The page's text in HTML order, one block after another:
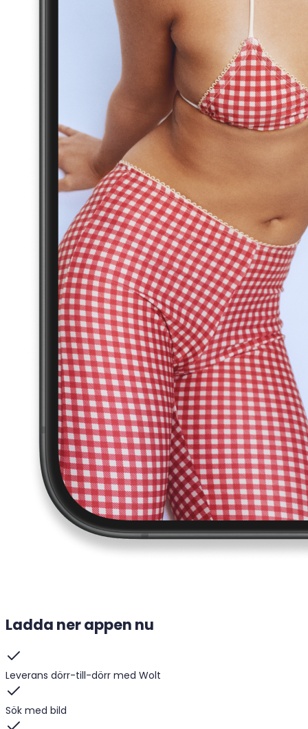
Ladda ner appen nu
Leverans dörr-till-dörr med Wolt
Sök med bild